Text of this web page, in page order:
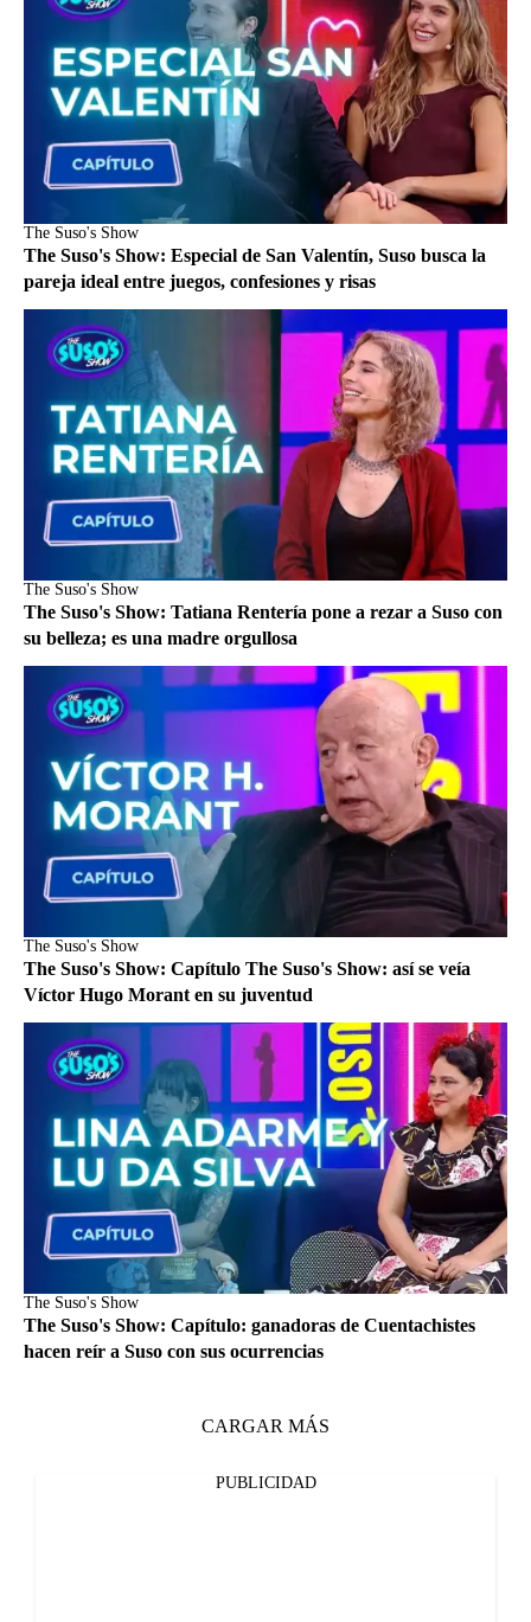
The Suso's Show
The Suso's Show: Especial de San Valentín, Suso busca la
pareja ideal entre juegos, confesiones y risas
The Suso's Show
The Suso's Show: Tatiana Rentería pone a rezar a Suso con
su belleza; es una madre orgullosa
The Suso's Show
The Suso's Show: Capítulo The Suso's Show: así se veía
Víctor Hugo Morant en su juventud
The Suso's Show
The Suso's Show: Capítulo: ganadoras de Cuentachistes
hacen reír a Suso con sus ocurrencias
CARGAR MÁS
PUBLICIDAD